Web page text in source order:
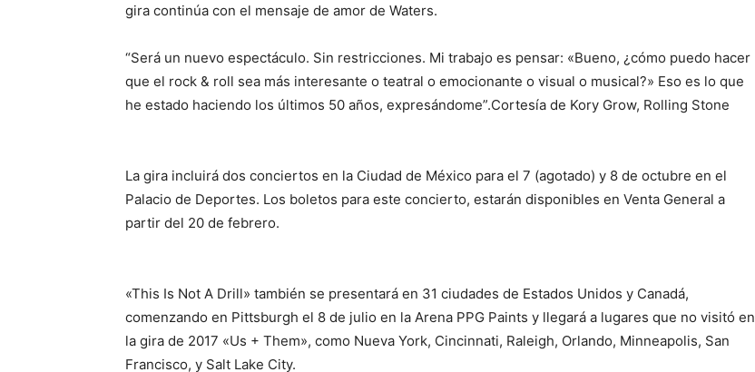
gira continúa con el mensaje de amor de Waters.
“Será un nuevo espectáculo. Sin restricciones. Mi trabajo es pensar: «Bueno, ¿cómo puedo hacer
que el rock & roll sea más interesante o teatral o emocionante o visual o musical?» Eso es lo que
he estado haciendo los últimos 50 años, expresándome”.Cortesía de Kory Grow, Rolling Stone
La gira incluirá dos conciertos en la Ciudad de México para el 7 (agotado) y 8 de octubre en el
Palacio de Deportes. Los boletos para este concierto, estarán disponibles en Venta General a
partir del 20 de febrero.
«This Is Not A Drill» también se presentará en 31 ciudades de Estados Unidos y Canadá,
comenzando en Pittsburgh el 8 de julio en la Arena PPG Paints y llegará a lugares que no visitó en
la gira de 2017 «Us + Them», como Nueva York, Cincinnati, Raleigh, Orlando, Minneapolis, San
Francisco, y Salt Lake City.